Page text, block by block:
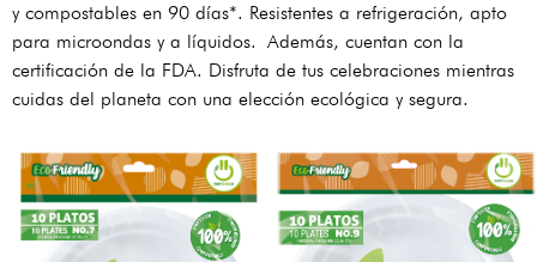
y compostables en 90 días*. Resistentes a refrigeración, apto
para microondas y a líquidos. Además, cuentan con la
certificación de la FDA. Disfruta de tus celebraciones mientras
cuidas del planeta con una elección ecológica y segura.